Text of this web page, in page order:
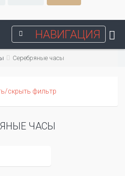
НАВИГАЦИЯ
Серебряные часы
скрыть фильтр
ЧАСЫ